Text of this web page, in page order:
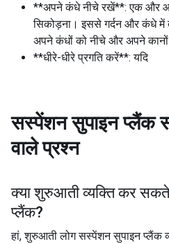
**अपने कंधे नीचे रखें**: एक और
सिकोड़ना। इससे गर्दन और कंधे में
अपने कंधों को नीचे और अपने
**धीरे-धीरे प्रगति करें**: यदि
सस्पेंशन सुपाइन प्लैंक
वाले प्रश्न
क्या शुरुआती व्यक्ति कर
प्लैंक?
हां, शुरुआती लोग सस्पेंशन सुपाइन प्लैंक